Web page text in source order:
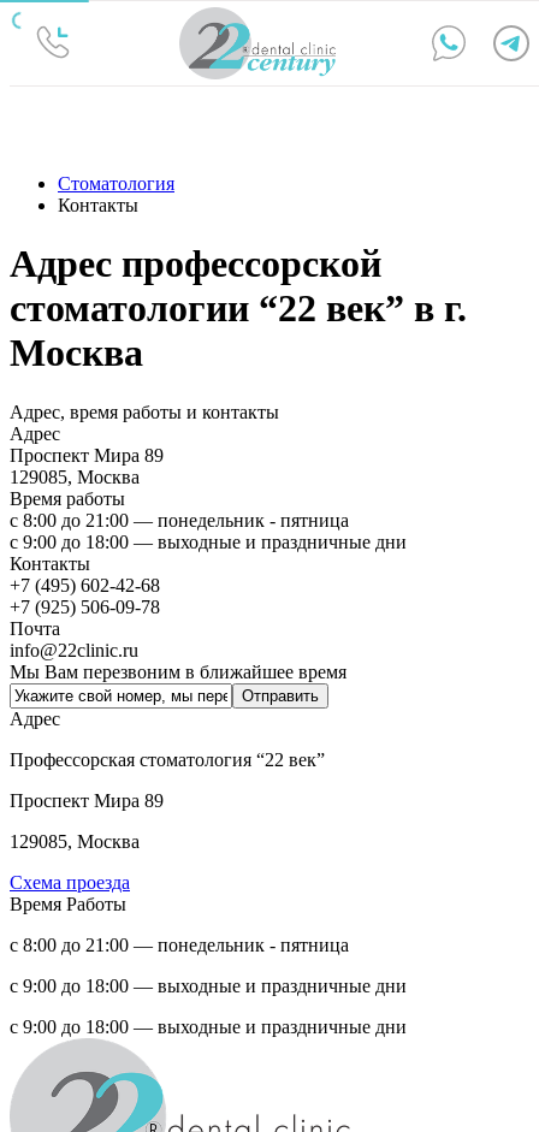
Стоматология
Контакты
Aдрес профессорской
стоматологии “22 век” в г.
Москва
Адрес, время работы и контакты
Адрес
Проспект Мира 89
129085, Москва
Время работы
с 8:00 до 21:00 — понедельник - пятница
с 9:00 до 18:00 — выходные и праздничные дни
Контакты
+7 (495) 602-42-68
+7 (925) 506-09-78
Почта
info@22clinic.ru
Мы Вам перезвоним в ближайшее время
Адрес
Профессорская стоматология “22 век”
Проспект Мира 89
129085, Москва
Схема проезда
Время Работы
с 8:00 до 21:00 — понедельник - пятница
с 9:00 до 18:00 — выходные и праздничные дни
с 9:00 до 18:00 — выходные и праздничные дни